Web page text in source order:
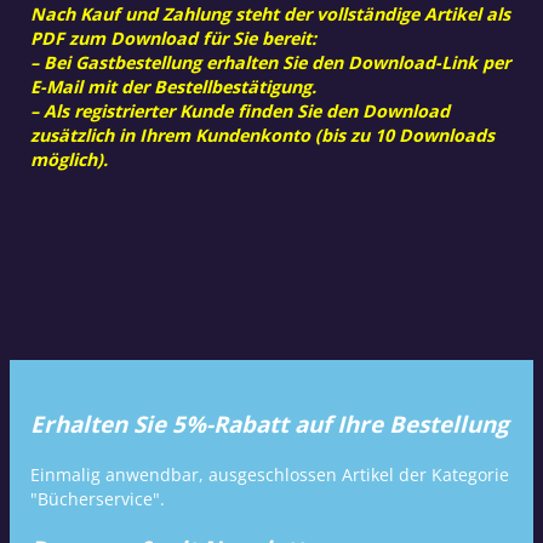
Nach Kauf und Zahlung steht der vollständige Artikel als
PDF zum Download für Sie bereit:
– Bei Gastbestellung erhalten Sie den Download-Link per
E-Mail mit der Bestellbestätigung.
– Als registrierter Kunde finden Sie den Download
zusätzlich in Ihrem Kundenkonto (bis zu 10 Downloads
möglich).
Erhalten Sie 5%-Rabatt auf Ihre Bestellung
Einmalig anwendbar, ausgeschlossen Artikel der Kategorie
"Bücherservice".